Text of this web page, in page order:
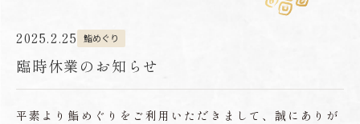
2025.2.25 鮨めぐり
臨時休業のお知らせ
平素より鮨めぐりをご利用いただきまして、誠にありが